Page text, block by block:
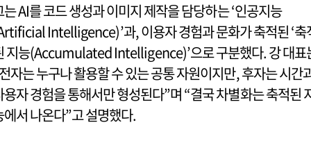
는 AI를 코드 생성과 이미지 제작을 담당하는 ‘인공지능
Intelligence)’과, 이용자 경험과 문화가 축적된 ‘축
지능(Accumulated Intelligence)’으로 구분했다. 강 대표
자는 누구나 활용할 수 있는 공통 자원이지만, 후자는 시간
용자 경험을 통해서만 형성된다”며 “결국 차별화는 축적된
에서 나온다”고 설명했다.